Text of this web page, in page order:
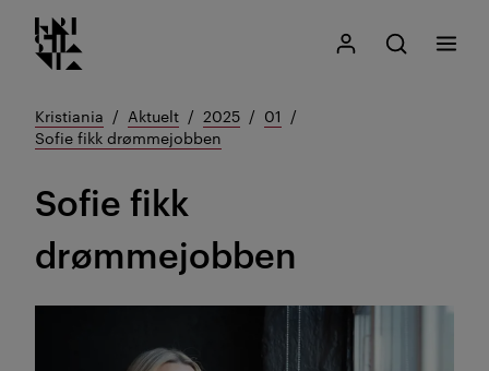
Gå
til
Kristiania logo
Mitt Kristiania
Åpne søk
Søk
Meny
Kristiania Aktuelt 2025
01
Sofie fikk drømmejobben
Sofie fikk
drømmejobben